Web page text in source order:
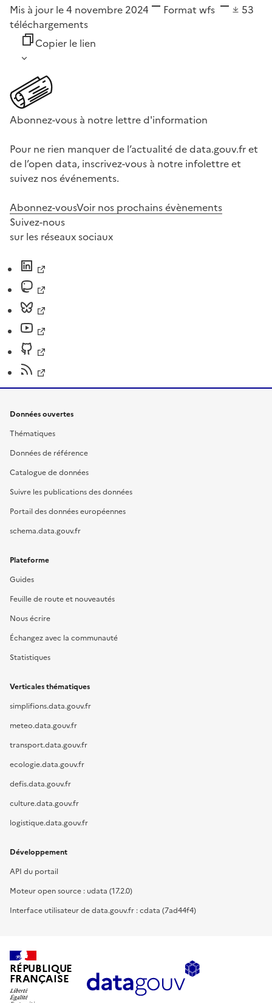
Mis à jour le 4 novembre 2024 Format wfs
53
téléchargements
Copier le lien
Abonnez-vous à notre lettre d'information
Pour ne rien manquer de l’actualité de data.gouv.fr et
de l’open data, inscrivez-vous à notre infolettre et
suivez nos événements.
Abonnez-vousVoir nos prochains évènements
Suivez-nous
sur les réseaux sociaux
Données ouvertes
Thématiques
Données de référence
Catalogue de données
Suivre les publications des données
Portail des données européennes
schema.data.gouv.fr
Plateforme
Guides
Feuille de route et nouveautés
Nous écrire
Échangez avec la communauté
Statistiques
Verticales thématiques
simplifions.data.gouv.fr
meteo.data.gouv.fr
transport.data.gouv.fr
ecologie.data.gouv.fr
defis.data.gouv.fr
culture.data.gouv.fr
logistique.data.gouv.fr
Développement
API du portail
Moteur open source : udata (17.2.0)
Interface utilisateur de data.gouv.fr : cdata (7ad44f4)
RÉPUBLIQUE
FRANÇAISE